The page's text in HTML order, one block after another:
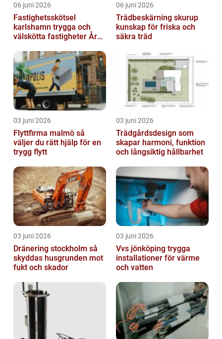
06 juni 2026
Fastighetsskötsel
karlshamn trygga och
välskötta fastigheter Året
06 juni 2026
Trädbeskärning skurup
kunskap för friska och
säkra träd
03 juni 2026
Flyttfirma malmö så
väljer du rätt hjälp för en
trygg flytt
03 juni 2026
Trädgårdsdesign som
skapar harmoni, funktion
och långsiktig hållbarhet
03 juni 2026
Dränering stockholm så
skyddas husgrunden mot
fukt och skador
03 juni 2026
Vvs jönköping trygga
installationer för värme
och vatten